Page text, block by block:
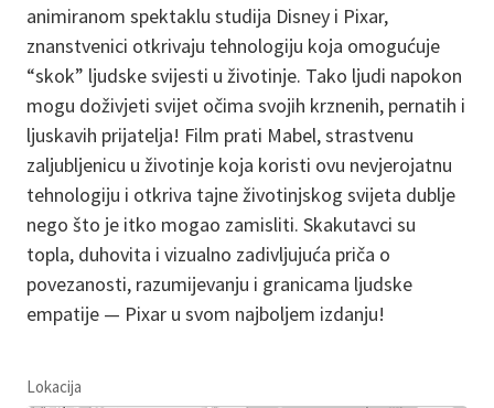
animiranom spektaklu studija Disney i Pixar,
znanstvenici otkrivaju tehnologiju koja omogućuje
“skok” ljudske svijesti u životinje. Tako ljudi napokon
mogu doživjeti svijet očima svojih krznenih, pernatih i
ljuskavih prijatelja! Film prati Mabel, strastvenu
zaljubljenicu u životinje koja koristi ovu nevjerojatnu
tehnologiju i otkriva tajne životinjskog svijeta dublje
nego što je itko mogao zamisliti. Skakutavci su
topla, duhovita i vizualno zadivljujuća priča o
povezanosti, razumijevanju i granicama ljudske
empatije — Pixar u svom najboljem izdanju!
Lokacija